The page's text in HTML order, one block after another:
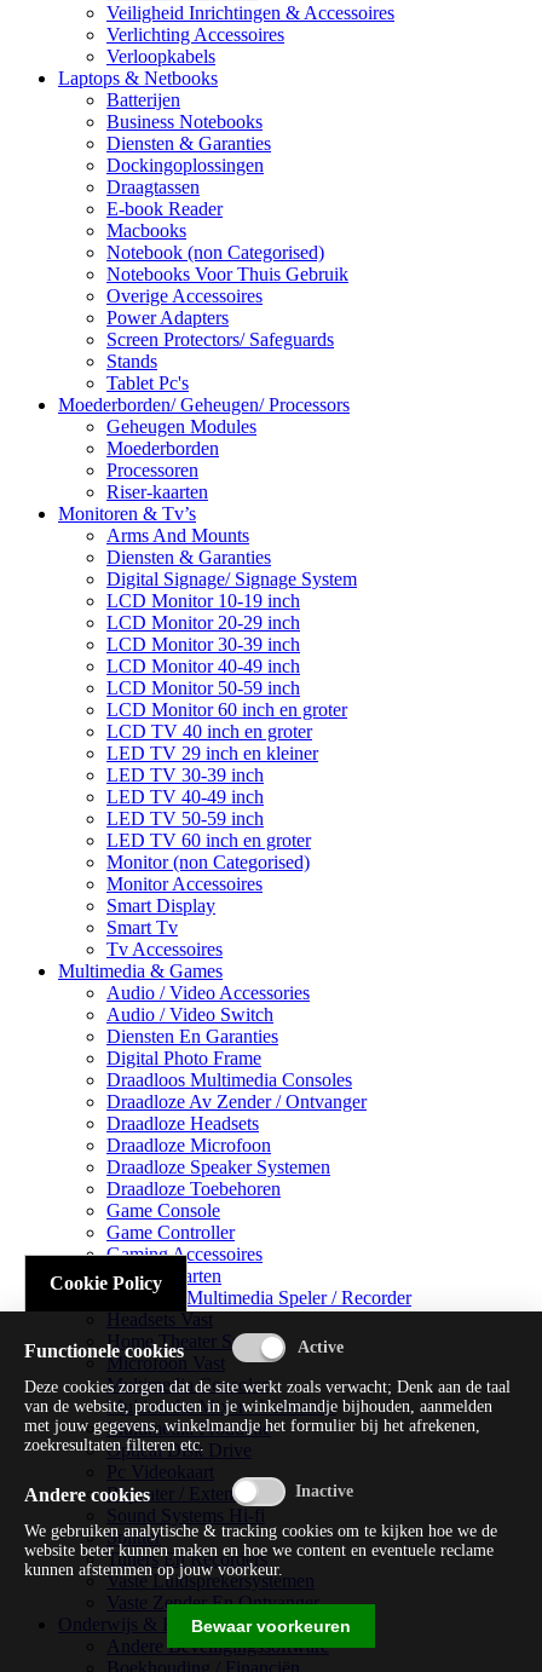
Veiligheid Inrichtingen & Accessoires
Verlichting Accessoires
Verloopkabels
Laptops & Netbooks
Batterijen
Business Notebooks
Diensten & Garanties
Dockingoplossingen
Draagtassen
E-book Reader
Macbooks
Notebook (non Categorised)
Notebooks Voor Thuis Gebruik
Overige Accessoires
Power Adapters
Screen Protectors/ Safeguards
Stands
Tablet Pc's
Moederborden/ Geheugen/ Processors
Geheugen Modules
Moederborden
Processoren
Riser-kaarten
Monitoren & Tv’s
Arms And Mounts
Diensten & Garanties
Digital Signage/ Signage System
LCD Monitor 10-19 inch
LCD Monitor 20-29 inch
LCD Monitor 30-39 inch
LCD Monitor 40-49 inch
LCD Monitor 50-59 inch
LCD Monitor 60 inch en groter
LCD TV 40 inch en groter
LED TV 29 inch en kleiner
LED TV 30-39 inch
LED TV 40-49 inch
LED TV 50-59 inch
LED TV 60 inch en groter
Monitor (non Categorised)
Monitor Accessoires
Smart Display
Smart Tv
Tv Accessoires
Multimedia & Games
Audio / Video Accessories
Audio / Video Switch
Diensten En Garanties
Digital Photo Frame
Draadloos Multimedia Consoles
Draadloze Av Zender / Ontvanger
Draadloze Headsets
Draadloze Microfoon
Draadloze Speaker Systemen
Draadloze Toebehoren
Game Console
Game Controller
Gaming Accessoires
Geluidskaarten
Handheld Multimedia Speler / Recorder
Headsets Vast
Home Theater Systems
Microfoon Vast
Multimedia Consoles
Multimedia Mixer / Versterker
Multimedia Productie
Optical Disk Drive
Pc Videokaart
Repeater / Extender
Sound Systems Hi-fi
Splitter
Tuners En Recorders
Vaste Luidsprekersystemen
Vaste Zender En Ontvanger
Onderwijs & Recreatie
Andere Beveiligingssoftware
Cookie Policy
Functionele cookies
Deze cookies zorgen dat de site werkt zoals verwacht; Denk aan de taal
van de website, producten in je winkelmandje bijhouden, aanmelden
met jouw gegevens, winkelmandje het formulier bij het afrekenen,
zoekresultaten filteren etc.
Andere cookies
We gebruiken analytische & tracking cookies om te kijken hoe we de
website beter kunnen maken en hoe we content en eventuele reclame
kunnen afstemmen op jouw voorkeur.
Bewaar voorkeuren